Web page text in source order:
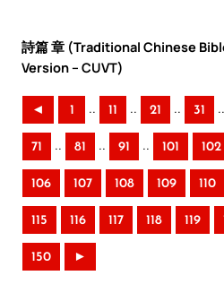
詩篇 章 (Traditional Chinese
Version – CUVT)
◄ 1 .. 11 .. 21 .. 31 ..
71 .. 81 .. 91 .. 101 102
106 107 108 109 110
115 116 117 118 119
150 ►